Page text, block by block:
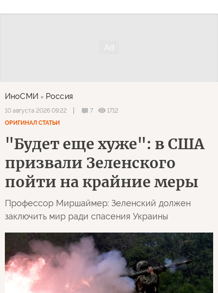
ИноСМИ Россия
10 августа 2026 09:22 7
1712
ОРИГИНАЛ СТАТЬИ
"Будет еще хуже": в США
призвали Зеленского
пойти на крайние меры
Профессор Миршаймер: Зеленский должен
заключить мир ради спасения Украины